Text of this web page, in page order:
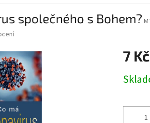
společného s Bohem?
7 Kč
cena: